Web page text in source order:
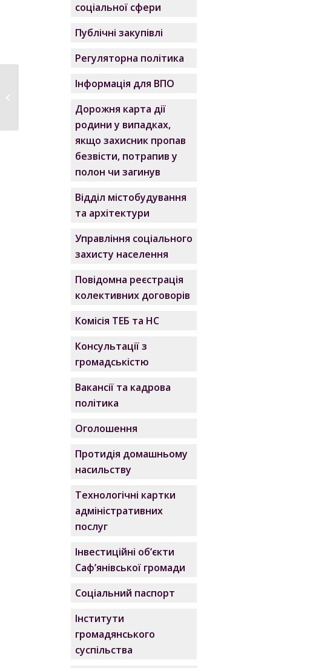
соціальної сфери
Публічні закупівлі
Регуляторна політика
Інформація для ВПО
Дорожня карта дії
родини у випадках,
якщо захисник пропав
безвісти, потрапив у
полон чи загинув
Відділ містобудування
та архітектури
Управління соціального
захисту населення
Повідомна реєстрація
колективних договорів
Комісія ТЕБ та НС
Консультації з
громадськістю
Вакансії та кадрова
політика
Оголошення
Протидія домашньому
насильству
Технологічні картки
адміністративних
послуг
Інвестиційні об’єкти
Саф’янівської громади
Соціальний паспорт
Інститути
громадянського
суспільства
Саф’янівської...